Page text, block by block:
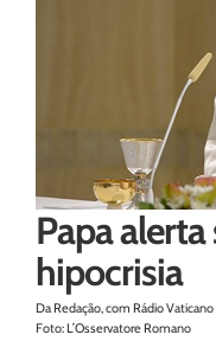
Papa
hipocrisia
Da Redação, com Rádio Vaticano
Foto: L’Osservatore Romano